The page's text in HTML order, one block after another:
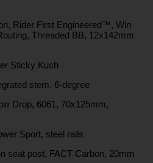
Rider First Engineered™, Win
Threaded BB, 12x142mm
Sticky Kush
stem, 6-degree
Drop, 6061, 70x125mm,
Sport, steel rails
seat post, FACT Carbon, 20mm